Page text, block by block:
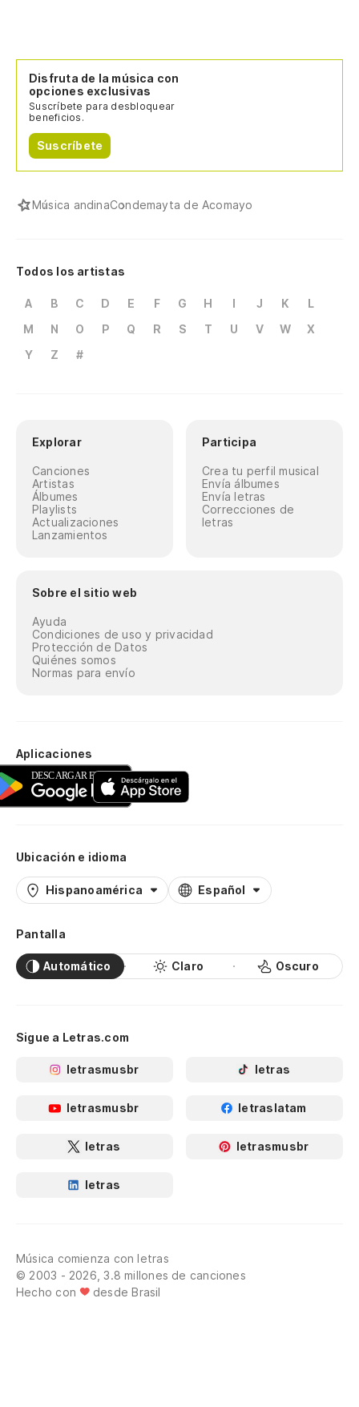
Disfruta de la música con
opciones exclusivas
Suscríbete para desbloquear
beneficios.
Suscríbete
Música andinaCondemayta de Acomayo
Todos los artistas
A B C D E F G H I J K
L
M
N O P Q R S T U V W
X
Y
Z #
Explorar
Canciones
Artistas
Álbumes
Playlists
Actualizaciones
Lanzamientos
Participa
Crea tu perfil musical
Envía álbumes
Envía letras
Correcciones de
letras
Sobre el sitio web
Ayuda
Condiciones de uso y privacidad
Protección de Datos
Quiénes somos
Normas para envío
Aplicaciones
Ubicación e idioma
Hispanoamérica Español
Pantalla
Automático Claro Oscuro
Sigue a Letras.com
letrasmusbr letras
letrasmusbr letraslatam
letras letrasmusbr
letras
Música comienza con letras
© 2003 - 2026, 3.8 millones de canciones
Hecho con
desde Brasil